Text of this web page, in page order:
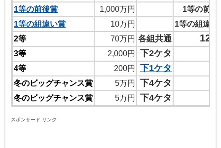
1等の前後賞 1,000万円
1等の前後
1等の組違い賞
10万円
1等の組違い
2等
70万円 各組共通
3等 2,000円 下2ケタ
4等 200円 下1ケタ
冬のビッグチャンス賞 5万円 下4ケタ
冬のビッグチャンス賞 5万円 下4ケタ
スポンサード リンク